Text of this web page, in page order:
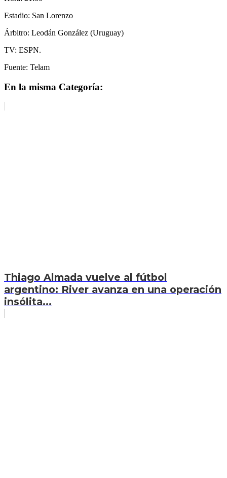
Estadio: San Lorenzo
Árbitro: Leodán González (Uruguay)
TV: ESPN.
Fuente: Telam
En la misma Categoría:
Thiago Almada vuelve al fútbol
argentino: River avanza en una operación
insólita...